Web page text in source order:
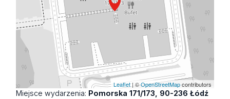
Leaflet| ©OpenStreetMapcontributors
Miejsce wydarzenia: Pomorska 171/173, 90-236 Łódź